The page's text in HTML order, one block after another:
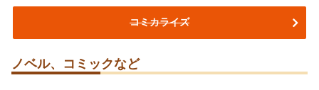
コミカライズ
ノベル、コミックなど